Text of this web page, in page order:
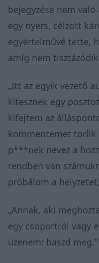
bejegyzése nem
egy nyers, célzott
egyértelművé tette,
amíg nem
„Itt az egyik vezető
kitesznek egy
kifejtem az
kommentemet törlik
p***nek nevez a
rendben van
próbálom a
„Annak, aki
egy csoportról vagy
üzenem: baszd meg.”